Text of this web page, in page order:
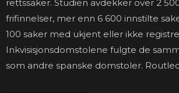
rettssaker. Studien avdekker over 2
frifinnelser, mer enn 6 600 innstilte
100 saker med ukjent eller ikke
Inkvisisjonsdomstolene fulgte de
som andre spanske domstoler.